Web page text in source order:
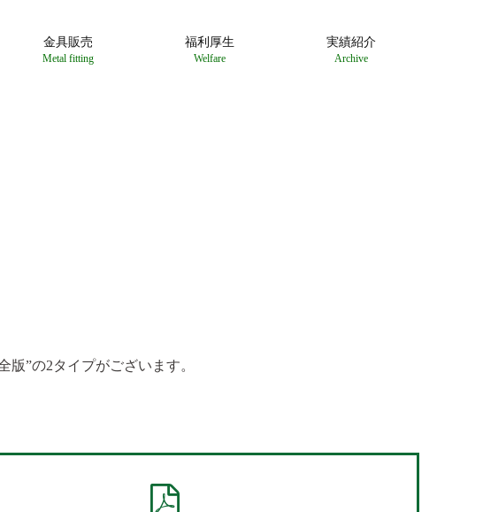
金具販売
Metal fitting
福利厚生
Welfare
実績紹介
Archive
”の2タイプがございます。